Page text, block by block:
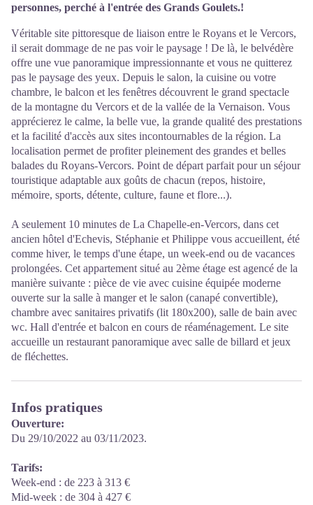
personnes, perché à l'entrée des Grands Goulets.!
Véritable site pittoresque de liaison entre le Royans et le Vercors,
il serait dommage de ne pas voir le paysage ! De là, le belvédère
offre une vue panoramique impressionnante et vous ne quitterez
pas le paysage des yeux. Depuis le salon, la cuisine ou votre
chambre, le balcon et les fenêtres découvrent le grand spectacle
de la montagne du Vercors et de la vallée de la Vernaison. Vous
apprécierez le calme, la belle vue, la grande qualité des prestations
et la facilité d'accès aux sites incontournables de la région. La
localisation permet de profiter pleinement des grandes et belles
balades du Royans-Vercors. Point de départ parfait pour un séjour
touristique adaptable aux goûts de chacun (repos, histoire,
mémoire, sports, détente, culture, faune et flore...).
A seulement 10 minutes de La Chapelle-en-Vercors, dans cet
ancien hôtel d'Echevis, Stéphanie et Philippe vous accueillent, été
comme hiver, le temps d'une étape, un week-end ou de vacances
prolongées. Cet appartement situé au 2ème étage est agencé de la
manière suivante : pièce de vie avec cuisine équipée moderne
ouverte sur la salle à manger et le salon (canapé convertible),
chambre avec sanitaires privatifs (lit 180x200), salle de bain avec
wc. Hall d'entrée et balcon en cours de réaménagement. Le site
accueille un restaurant panoramique avec salle de billard et jeux
de fléchettes.
Infos pratiques
Ouverture:
Du 29/10/2022 au 03/11/2023.
Tarifs:
Week-end : de 223 à 313 €
Mid-week : de 304 à 427 €